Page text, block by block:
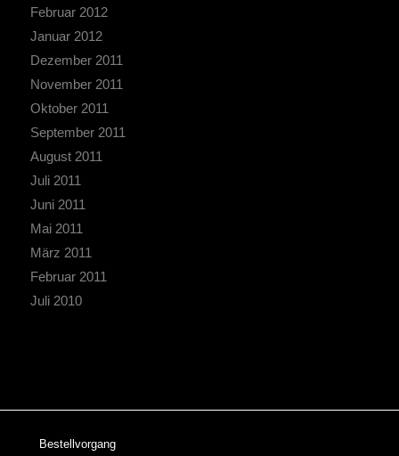
Februar 2012
Januar 2012
Dezember 2011
November 2011
Oktober 2011
September 2011
August 2011
Juli 2011
Juni 2011
Mai 2011
März 2011
Februar 2011
Juli 2010
Bestellvorgang